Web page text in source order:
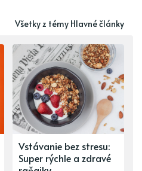
Všetky z témy Hlavné články
Vstávanie bez stresu:
Super rýchle a zdravé